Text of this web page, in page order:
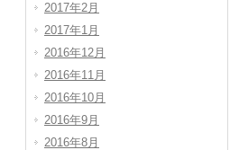
2017年2月
2017年1月
2016年12月
2016年11月
2016年10月
2016年9月
2016年8月